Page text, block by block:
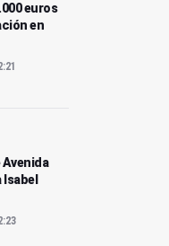
euros
en
Avenida